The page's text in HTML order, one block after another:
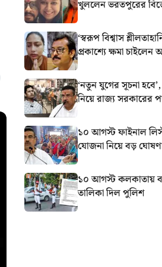
খুললেন ভরতপুরের
‘স্বরূপ বিশ্বাস
প্রকাশ্যে ক্ষমা চাইলেন
‘নতুন যুগের সূচনা
নিয়ে রাজ্য সরকারের
১০ আগস্ট ফাইনাল
যোজনা নিয়ে বড় ঘোষণা
১০ আগস্ট কলকাতায়
তালিকা দিল পুলিশ